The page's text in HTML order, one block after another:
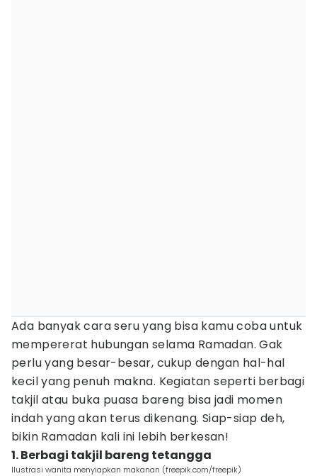
Ada banyak cara seru yang bisa kamu coba untuk
mempererat hubungan selama Ramadan. Gak
perlu yang besar-besar, cukup dengan hal-hal
kecil yang penuh makna. Kegiatan seperti berbagi
takjil atau buka puasa bareng bisa jadi momen
indah yang akan terus dikenang. Siap-siap deh,
bikin Ramadan kali ini lebih berkesan!
1. Berbagi takjil bareng tetangga
Ilustrasi wanita menyiapkan makanan (freepik.com/freepik)